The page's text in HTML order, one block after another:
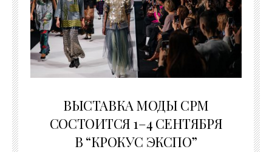
ВЫСТАВКА МОДЫ CPM
СОСТОИТСЯ 1–4 СЕНТЯБРЯ
В “КРОКУС ЭКСПО”